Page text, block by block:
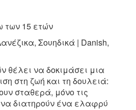
των 15 ετών
Σουηδικά | Danish,
θέλει να δοκιμάσει μια
στη ζωή και τη δουλειά:
σταθερά, μόνο τις
διατηρούν ένα ελαφρύ